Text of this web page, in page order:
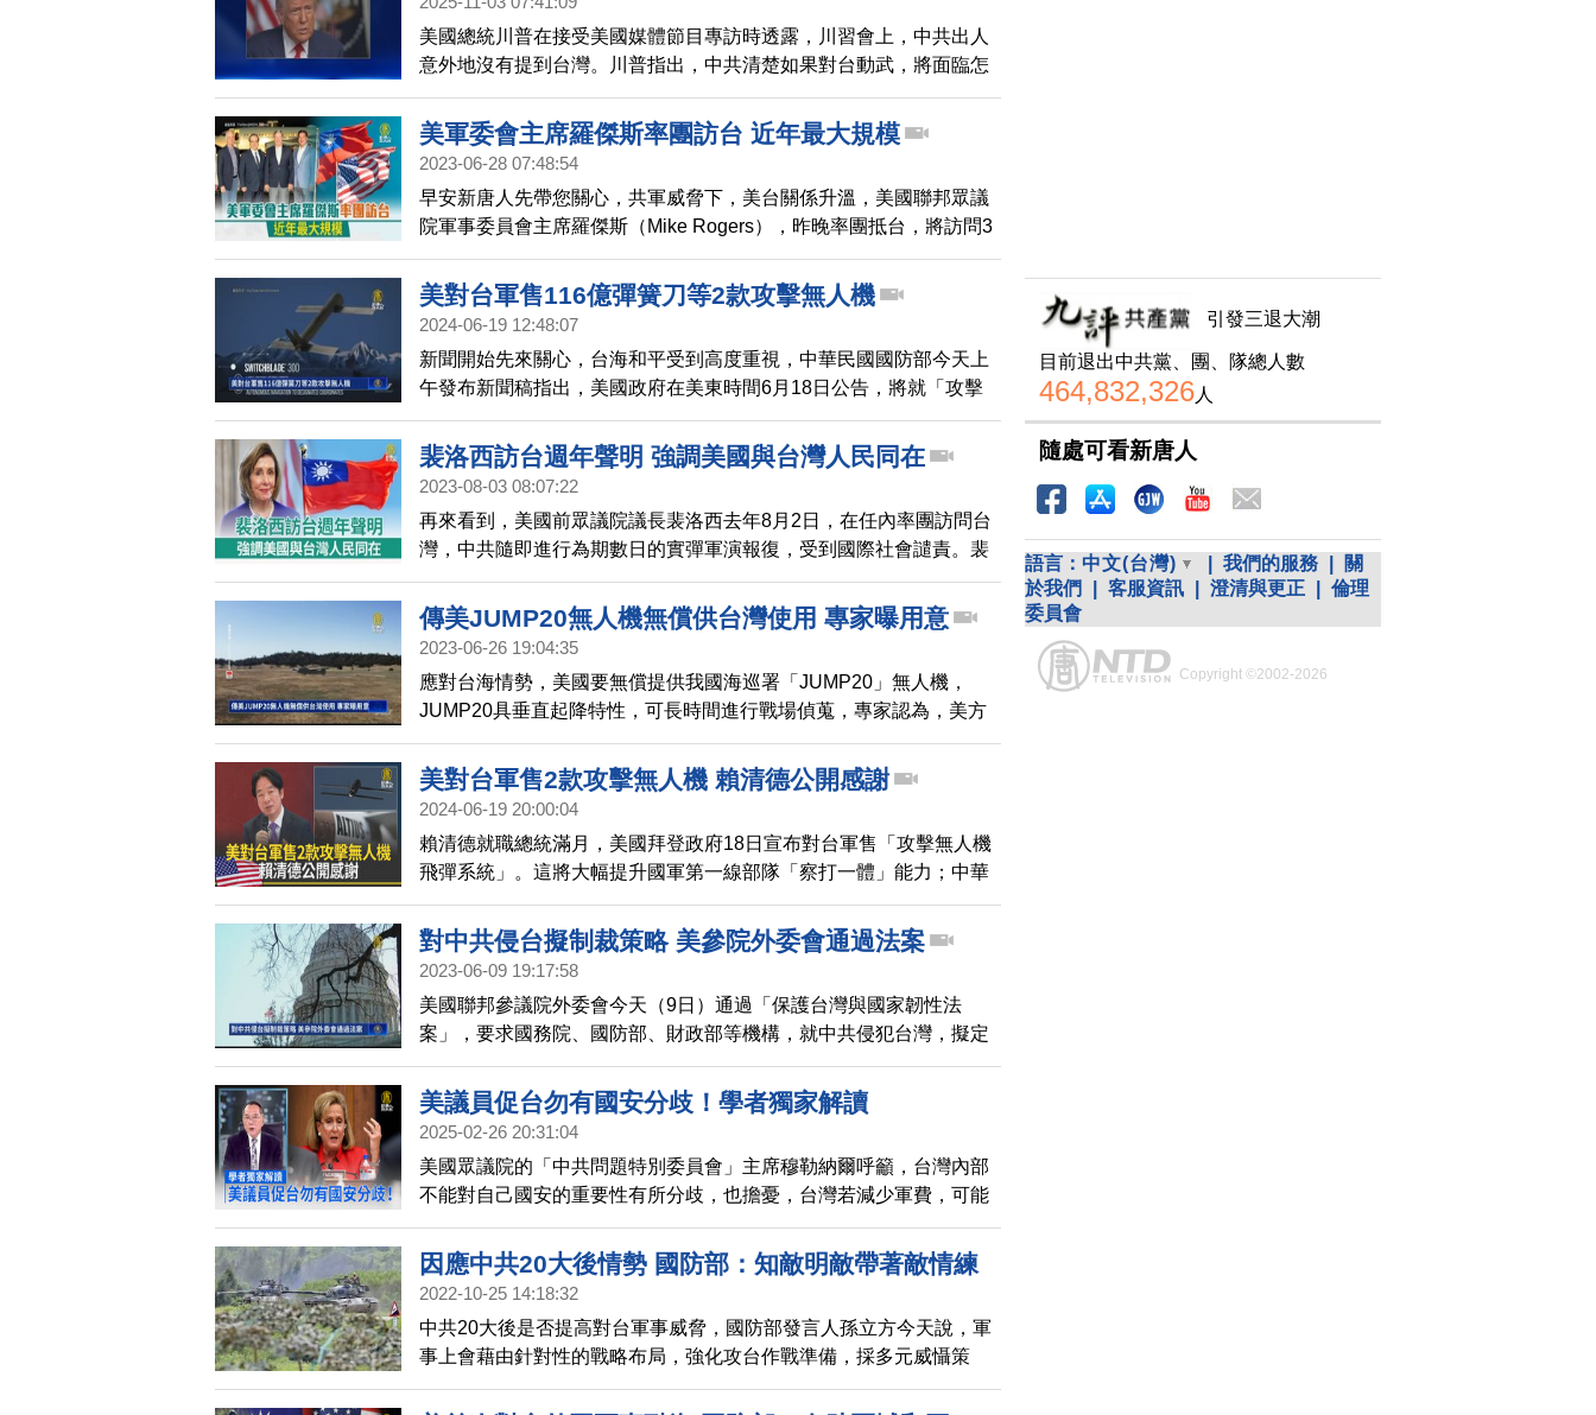
美國總統川普在接受美國媒體節目專訪時透露，川習會上，中共出人
意外地沒有提到台灣。川普指出，中共清楚如果對台動武，將面臨怎
樣的後果。
美軍委會主席羅傑斯率團訪台 近年最大規模
2023-06-28 07:48:54
早安新唐人先帶您關心，共軍威脅下，美台關係升溫，美國聯邦眾議
院軍事委員會主席羅傑斯（Mike Rogers），昨晚率團抵台，將訪問3
天，他們將與總統蔡英文、外長吳釗燮等人會面，討論美台關係、區
域安全，貿易與投資，以及其他與雙方利益相關的重要議題，全團共9
位議員，是近年規模最大的美國國會議員訪問團。
美對台軍售116億彈簧刀等2款攻擊無人機
2024-06-19 12:48:07
新聞開始先來關心，台海和平受到高度重視，中華民國國防部今天上
午發布新聞稿指出，美國政府在美東時間6月18日公告，將就「攻擊
無人機飛彈系統」對台軍售案，進行「知會國會」程序，這次軍售總
額3億6020萬美元，相當於台幣116億，其中包含人員殺傷型的彈簧刀
300型，以及反裝甲的Altius 600M兩款。這是拜登政府第15度對台軍
限之狀況下，加速完成戰力建置，結合各類機動精準飛彈， 藉高低配
比構建重層嚇阻能力。
裴洛西訪台週年聲明 強調美國與台灣人民同在
2023-08-03 08:07:22
再來看到，美國前眾議院議長裴洛西去年8月2日，在任內率團訪問台
灣，中共隨即進行為期數日的實彈軍演報復，受到國際社會譴責。裴
洛西在訪台滿一週年的聲明重申，在台灣保衛自身與自由之際，美台
站在一起，兌現美國對台灣做出的堅定承諾，是基於共同安全、共享
價值觀與經濟成功。她說，與台灣人民站在一起，一如既往重要，因
續對台灣的進犯是懦弱的，外界不能沉默。
傳美JUMP20無人機無償供台灣使用 專家曝用意
2023-06-26 19:04:35
應對台海情勢，美國要無償提供我國海巡署「JUMP20」無人機，
JUMP20具垂直起降特性，可長時間進行戰場偵蒐，專家認為，美方
意在反制灰色地帶威脅，眾院中國特別委員會主席蓋拉格曾指出，必
須在來不及前，以硬實力阻擋中共野心。
美對台軍售2款攻擊無人機 賴清德公開感謝
2024-06-19 20:00:04
賴清德就職總統滿月，美國拜登政府18日宣布對台軍售「攻擊無人機
飛彈系統」。這將大幅提升國軍第一線部隊「察打一體」能力；中華
民國國防部表示，這是實戰中的戰術新選項。
對中共侵台擬制裁策略 美參院外委會通過法案
2023-06-09 19:17:58
美國聯邦參議院外委會今天（9日）通過「保護台灣與國家韌性法
案」，要求國務院、國防部、財政部等機構，就中共侵犯台灣，擬定
完整性制裁策略。另外，由於部分議員有疑慮，新版本增加兩條聲
明，一是強調不應把法案解讀成美國對「一中政策」有改變，此政策
是以台灣關係法、美中三公報及六項保證作為準則；二是不應把法案
參、眾兩院須通過同樣版本法案，提案再交總統簽署生效。
美議員促台勿有國安分歧！學者獨家解讀
2025-02-26 20:31:04
美國眾議院的「中共問題特別委員會」主席穆勒納爾呼籲，台灣內部
不能對自己國安的重要性有所分歧，也擔憂，台灣若減少軍費，可能
會向外界發出錯誤信號；我們連線政治大學國際關係研究中心資深研
究員，宋國誠老師，怎麼解讀美國議員的談話？與台灣面對的挑戰？
因應中共20大後情勢 國防部：知敵明敵帶著敵情練
兵
2022-10-25 14:18:32
中共20大後是否提高對台軍事威脅，國防部發言人孫立方今天說，軍
事上會藉由針對性的戰略布局，強化攻台作戰準備，採多元威懾策
略。國軍將知敵明敵，帶著敵情練兵，確保國家安全。
引發三退大潮
目前退出中共黨、團、隊總人數
464,832,326人
隨處可看新唐人
語言： 中文(台灣) 我們的服務
關
於我們
客服資訊 澄清與更正
倫理
委員會
Copyright ©2002-2026